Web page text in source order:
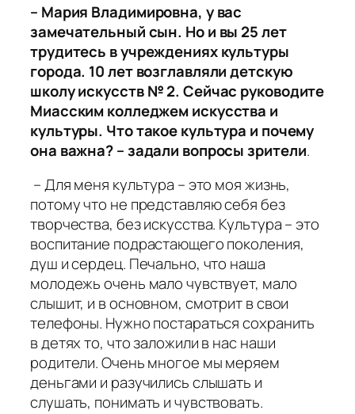
– Мария Владимировна, у вас
замечательный сын. Но и вы 25 лет
трудитесь в учреждениях культуры
города. 10 лет возглавляли детскую
школу искусств № 2. Сейчас руководите
Миасским колледжем искусства и
культуры. Что такое культура и почему
она важна? – задали вопросы зрители.
– Для меня культура – это моя жизнь,
потому что не представляю себя без
творчества, без искусства. Культура – это
воспитание подрастающего поколения,
душ и сердец. Печально, что наша
молодежь очень мало чувствует, мало
слышит, и в основном, смотрит в свои
телефоны. Нужно постараться сохранить
в детях то, что заложили в нас наши
родители. Очень многое мы меряем
деньгами и разучились слышать и
слушать, понимать и чувствовать.